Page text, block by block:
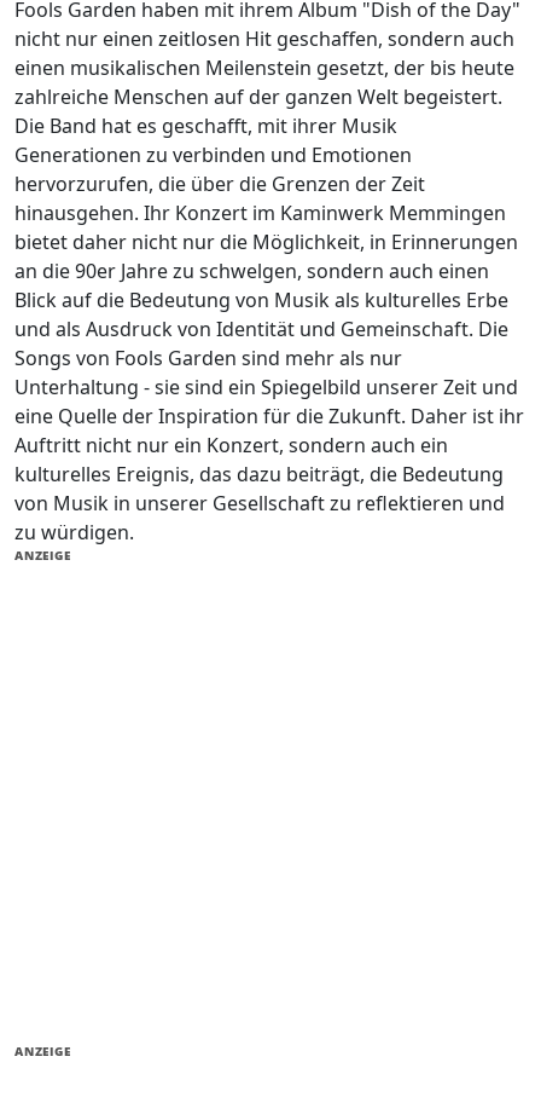
Fools Garden haben mit ihrem Album "Dish of the Day"
nicht nur einen zeitlosen Hit geschaffen, sondern auch
einen musikalischen Meilenstein gesetzt, der bis heute
zahlreiche Menschen auf der ganzen Welt begeistert.
Die Band hat es geschafft, mit ihrer Musik
Generationen zu verbinden und Emotionen
hervorzurufen, die über die Grenzen der Zeit
hinausgehen. Ihr Konzert im Kaminwerk Memmingen
bietet daher nicht nur die Möglichkeit, in Erinnerungen
an die 90er Jahre zu schwelgen, sondern auch einen
Blick auf die Bedeutung von Musik als kulturelles Erbe
und als Ausdruck von Identität und Gemeinschaft. Die
Songs von Fools Garden sind mehr als nur
Unterhaltung - sie sind ein Spiegelbild unserer Zeit und
eine Quelle der Inspiration für die Zukunft. Daher ist ihr
Auftritt nicht nur ein Konzert, sondern auch ein
kulturelles Ereignis, das dazu beiträgt, die Bedeutung
von Musik in unserer Gesellschaft zu reflektieren und
zu würdigen.
ANZEIGE
ANZEIGE